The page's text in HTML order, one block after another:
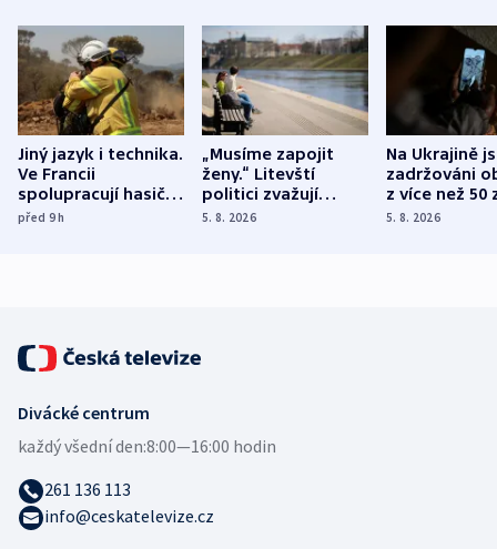
Jiný jazyk i technika.
Ve Francii
spolupracují hasiči z
různých zemí
před 9h
„Musíme zapojit
ženy.“ Litevští
politici zvažují
dohodu o
5. 8. 2026
Na Ukrajině
zadržováni
z více než 50
Bojovali na
5. 8. 2026
Divácké centrum
každý všední den:8:00—16:00 hodin
261 136 113
info@ceskatelevize.cz